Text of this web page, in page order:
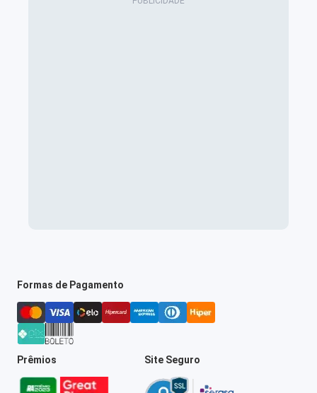
Formas de Pagamento
Prêmios Site Seguro